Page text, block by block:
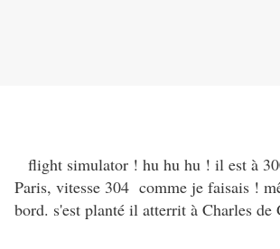
flight simulator ! hu hu hu ! il est à
Paris, vitesse 304 comme je faisais !
bord. s'est planté il atterrit à Charles de